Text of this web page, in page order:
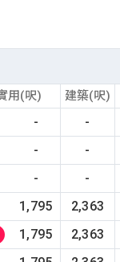
用(呎) 建築(呎)
- -
-
-
-
-
1,795
2,363
1,795
2,363